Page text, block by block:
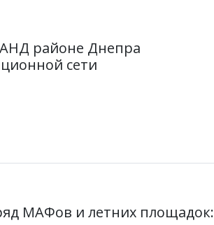
АНД районе Днепра
сети
МАФов и летних площадок: